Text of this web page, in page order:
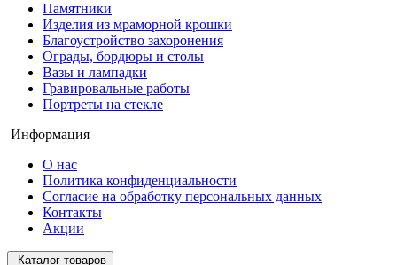
Памятники
Изделия из мраморной крошки
Благоустройство захоронения
Ограды, бордюры и столы
Вазы и лампадки
Гравировальные работы
Портреты на стекле
Информация
О нас
Политика конфиденциальности
Согласие на обработку персональных данных
Контакты
Акции
Каталог товаров